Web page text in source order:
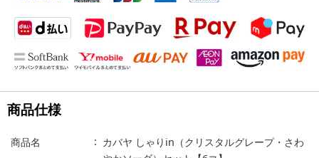
商品仕様
商品名
カバヤ しゃりin（クリスタルグレープ・さわ